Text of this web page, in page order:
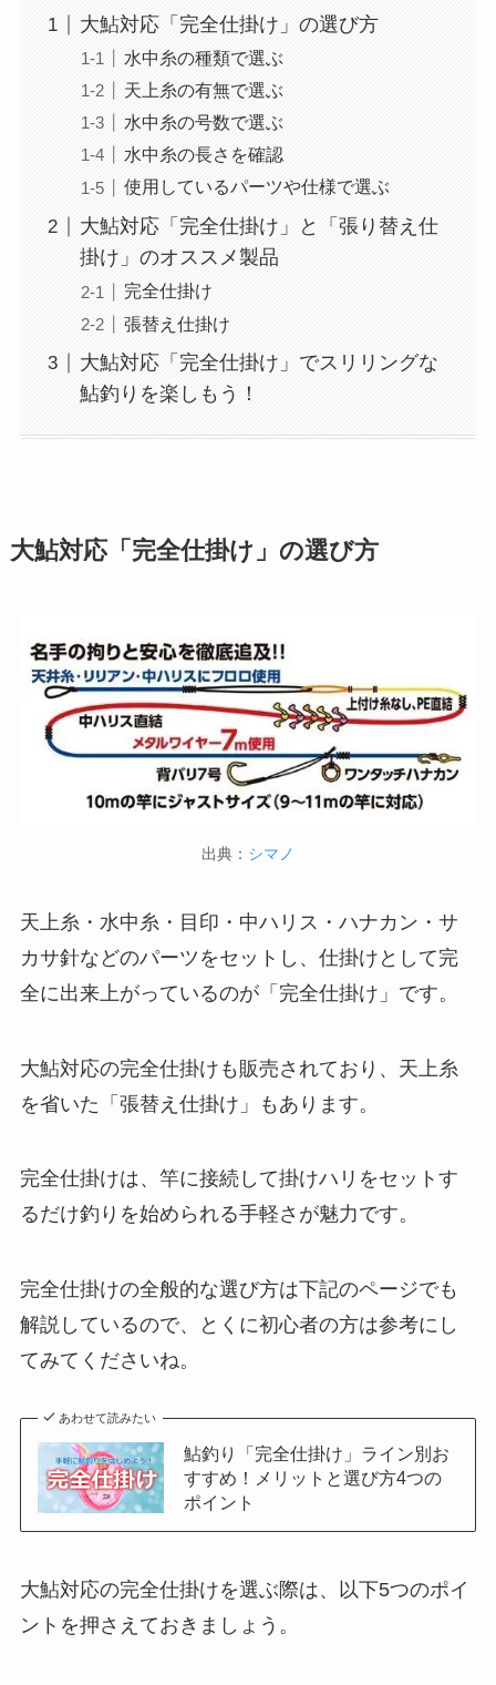
大鮎対応「完全仕掛け」の選び方
水中糸の種類で選ぶ
天上糸の有無で選ぶ
水中糸の号数で選ぶ
水中糸の長さを確認
使用しているパーツや仕様で選ぶ
大鮎対応「完全仕掛け」と「張り替え仕
掛け」のオススメ製品
完全仕掛け
張替え仕掛け
大鮎対応「完全仕掛け」でスリリングな
鮎釣りを楽しもう！
大鮎対応「完全仕掛け」の選び方
出典： シマノ
天上糸・水中糸・目印・中ハリス・ハナカン・サ
カサ針などのパーツをセットし、仕掛けとして完
全に出来上がっているのが「完全仕掛け」です。
大鮎対応の完全仕掛けも販売されており、天上糸
を省いた「張替え仕掛け」もあります。
完全仕掛けは、竿に接続して掛けハリをセットす
るだけ釣りを始められる手軽さが魅力です。
完全仕掛けの全般的な選び方は下記のページでも
解説しているので、とくに初心者の方は参考にし
てみてくださいね。
あわせて読みたい
鮎釣り「完全仕掛け」ライン別お
すすめ！メリットと選び方4つの
ポイント
大鮎対応の完全仕掛けを選ぶ際は、以下5つのポイ
ントを押さえておきましょう。